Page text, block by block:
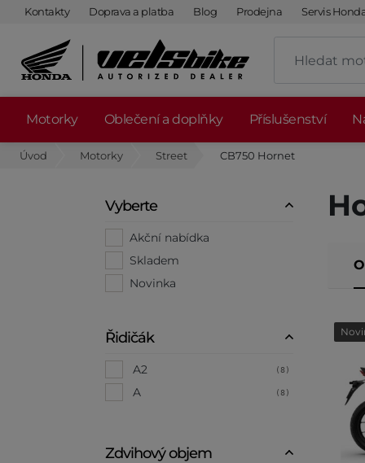
Kontakty Doprava a platba Blog Prodejna Servis
Motorky Oblečení a doplňky Příslušenství
Úvod Motorky Street CB750 Hornet
Vyberte
Akční nabídka
Skladem
Novinka
Řidičák
A2 (8)
A (8)
Zdvihový objem